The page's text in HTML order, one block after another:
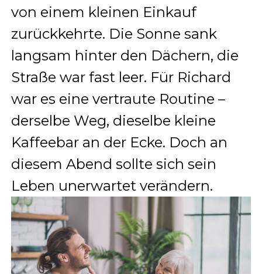
von einem kleinen Einkauf
zurückkehrte. Die Sonne sank
langsam hinter den Dächern, die
Straße war fast leer. Für Richard
war es eine vertraute Routine –
derselbe Weg, dieselbe kleine
Kaffeebar an der Ecke. Doch an
diesem Abend sollte sich sein
Leben unerwartet verändern.